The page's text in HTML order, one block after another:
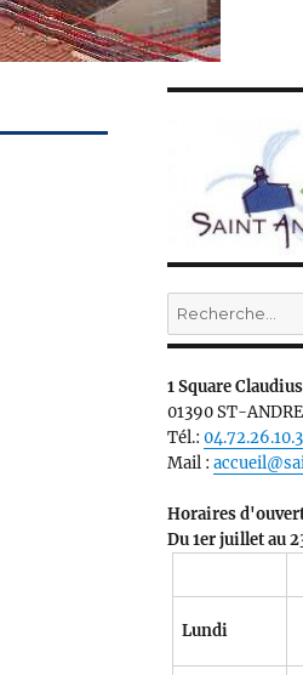
Recherche
pour :
1 Square
01390 ST-
Tél.:
Mail :
Horaires
Du 1er juillet au
Lundi